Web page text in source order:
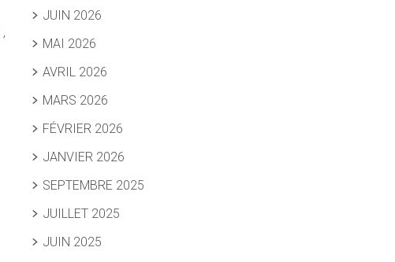
,
JUIN 2026
MAI 2026
AVRIL 2026
MARS 2026
FÉVRIER 2026
JANVIER 2026
SEPTEMBRE 2025
JUILLET 2025
JUIN 2025